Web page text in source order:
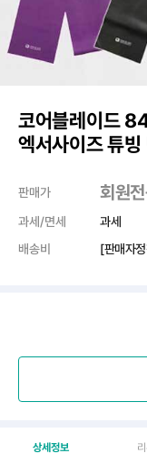
코어블레이드
엑서사이즈 튜빙
판매가 회원
과세/면세
과세
배송비
[판매자
상세정보